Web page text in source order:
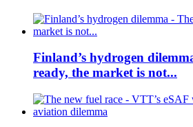
Finland’s hydrogen
ready, the market is not...